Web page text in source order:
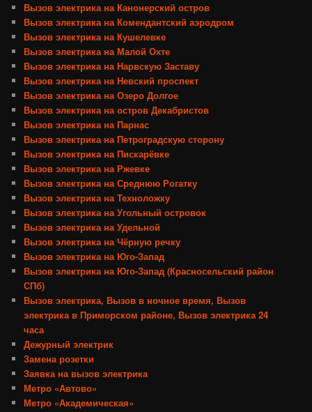
Вызов электрика на Канонерский остров
Вызов электрика на Комендантский аэродром
Вызов электрика на Кушелевке
Вызов электрика на Малой Охте
Вызов электрика на Нарвскую Заставу
Вызов электрика на Невский проспект
Вызов электрика на Озеро Долгое
Вызов электрика на остров Декабристов
Вызов электрика на Парнас
Вызов электрика на Петроградскую сторону
Вызов электрика на Пискарёвке
Вызов электрика на Ржевке
Вызов электрика на Среднюю Рогатку
Вызов электрика на Техноложку
Вызов электрика на Угольный островок
Вызов электрика на Удельной
Вызов электрика на Чёрную речку
Вызов электрика на Юго-Запад
Вызов электрика на Юго-Запад (Красносельский район
СПб)
Вызов электрика, Вызов в ночное время, Вызов
электрика в Приморском районе, Вызов электрика 24
часа
Дежурный электрик
Замена розетки
Заявка на вызов электрика
Метро «Автово»
Метро «Академическая»